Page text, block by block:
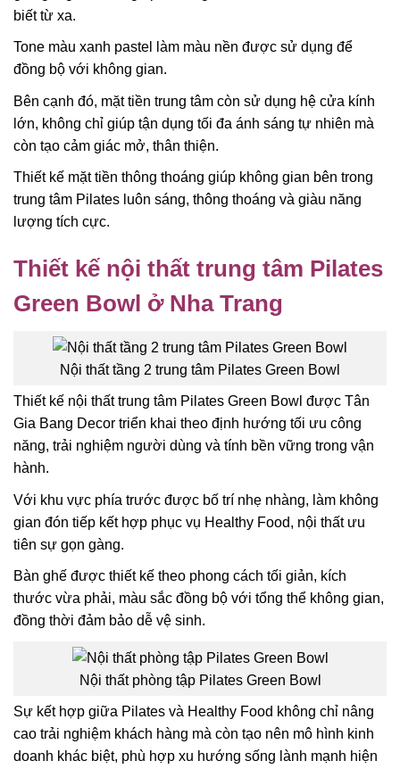
biết từ xa.
Tone màu xanh pastel làm màu nền được sử dụng để
đồng bộ với không gian.
Bên cạnh đó, mặt tiền trung tâm còn sử dụng hệ cửa kính
lớn, không chỉ giúp tận dụng tối đa ánh sáng tự nhiên mà
còn tạo cảm giác mở, thân thiện.
Thiết kế mặt tiền thông thoáng giúp không gian bên trong
trung tâm Pilates luôn sáng, thông thoáng và giàu năng
lượng tích cực.
Thiết kế nội thất trung tâm Pilates
Green Bowl ở Nha Trang
Nội thất tầng 2 trung tâm Pilates Green Bowl
Thiết kế nội thất trung tâm Pilates Green Bowl được Tân
Gia Bang Decor triển khai theo định hướng tối ưu công
năng, trải nghiệm người dùng và tính bền vững trong vận
hành.
Với khu vực phía trước được bố trí nhẹ nhàng, làm không
gian đón tiếp kết hợp phục vụ Healthy Food, nội thất ưu
tiên sự gọn gàng.
Bàn ghế được thiết kế theo phong cách tối giản, kích
thước vừa phải, màu sắc đồng bộ với tổng thể không gian,
đồng thời đảm bảo dễ vệ sinh.
Nội thất phòng tập Pilates Green Bowl
Sự kết hợp giữa Pilates và Healthy Food không chỉ nâng
cao trải nghiệm khách hàng mà còn tạo nên mô hình kinh
doanh khác biệt, phù hợp xu hướng sống lành mạnh hiện